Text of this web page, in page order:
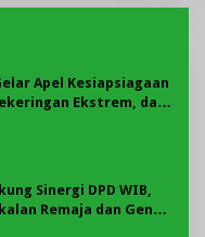
Apel Kesiapsiagaan
Ekstrem, dan
Sinergi DPD WIB,
Remaja dan Geng